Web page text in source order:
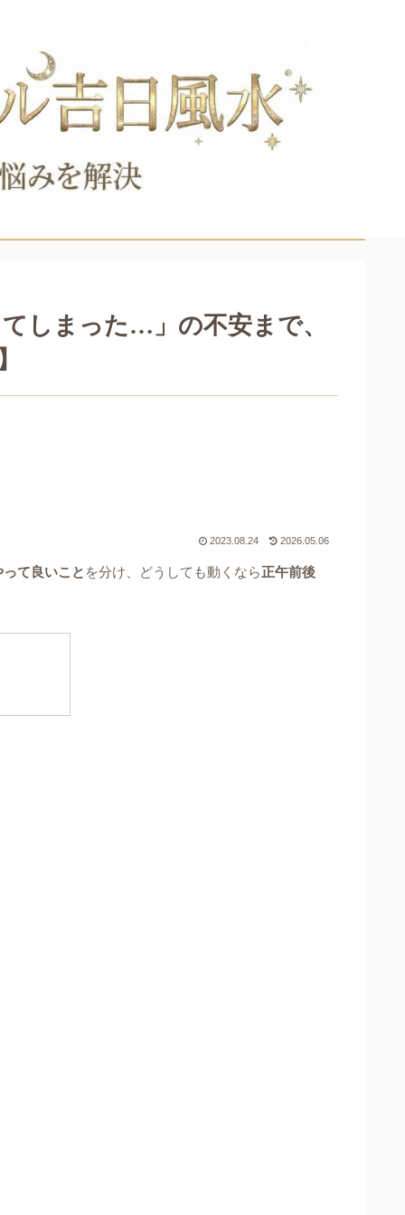
しまった…」の不安まで、
2023.08.24 2026.05.06
って良いこと を分け、どうしても動くなら正午前後